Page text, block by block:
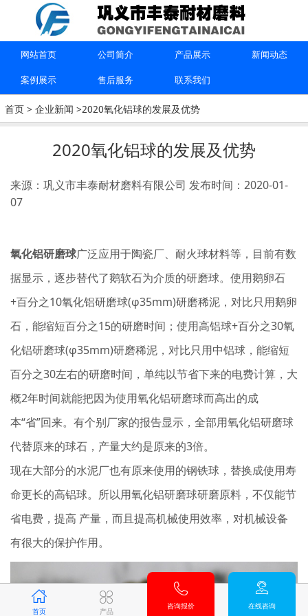
首页 产品
咨询报价 在线咨询
网站首页 公司简介 产品展示 新闻动态
案例展示 售后服务 联系我们
首页> 企业新闻 >2020氧化铝球的发展及优势
2020氧化铝球的发展及优势
来源：巩义市丰泰耐材磨料有限公司 发布时间：2020-01-
07
氧化铝研磨球广泛应用于陶瓷厂、耐火球材料等，目前有数
据显示，逐步替代了鹅软石为介质的研磨球。使用鹅卵石
+百分之10氧化铝研磨球(φ35mm)研磨稀泥，对比只用鹅卵
石，能缩短百分之15的研磨时间；使用高铝球+百分之30氧
化铝研磨球(φ35mm)研磨稀泥，对比只用中铝球，能缩短
百分之30左右的研磨时间，单纯以节省下来的电费计算，大
概2年时间就能把因为使用氧化铝研磨球而高出的成
本“省”回来。有个别厂家的报告显示，全部用氧化铝研磨球
代替原来的球石，产量大约是原来的3倍。
现在大部分的水泥厂也有原来使用的钢铁球，替换成使用寿
命更长的高铝球。所以用氧化铝研磨球研磨原料，不仅能节
省电费，提高 产量，而且提高机械使用效率，对机械设备
有很大的保护作用。
上一篇：刚玉球价格和厂家的介绍
下一篇： 研磨球的工艺和用途
联系我们
15670615091
巩义市丰泰耐材磨料有限公司